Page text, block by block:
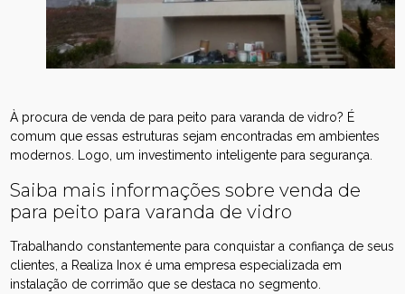
À procura de venda de para peito para varanda de vidro? É
comum que essas estruturas sejam encontradas em ambientes
modernos. Logo, um investimento inteligente para segurança.
Saiba mais informações sobre venda de
para peito para varanda de vidro
Trabalhando constantemente para conquistar a confiança de seus
clientes, a Realiza Inox é uma empresa especializada em
instalação de corrimão que se destaca no segmento.